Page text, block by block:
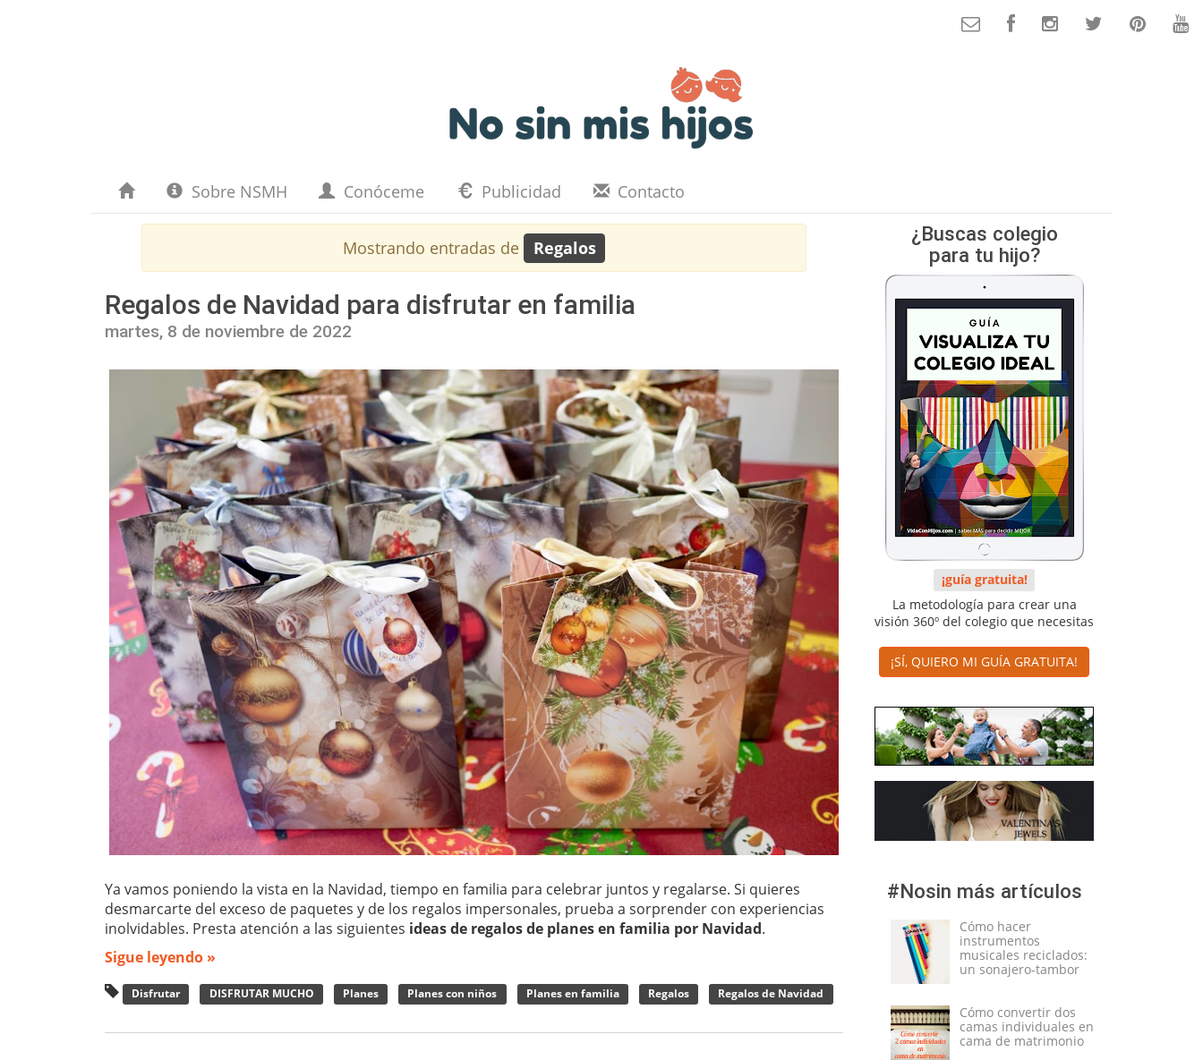
Sobre NSMH Conóceme Publicidad Contacto
Mostrando entradas de Regalos
Regalos de Navidad para disfrutar en familia
martes, 8 de noviembre de 2022
Ya vamos poniendo la vista en la Navidad, tiempo en familia para celebrar juntos y regalarse. Si quieres
desmarcarte del exceso de paquetes y de los regalos impersonales, prueba a sorprender con experiencias
inolvidables. Presta atención a las siguientes ideas de regalos de planes en familia por Navidad.
Sigue leyendo »
Disfrutar DISFRUTAR MUCHO Planes Planes con niños Planes en familia Regalos Regalos de Navidad
¿Buscas colegio
para tu hijo?
¡guía gratuita!
La metodología para crear una
visión 360º del colegio que necesitas
¡SÍ, QUIERO MI GUÍA GRATUITA!
#Nosin más artículos
Cómo hacer
instrumentos
musicales reciclados:
un sonajero-tambor
Cómo convertir dos
camas individuales en
cama de matrimonio